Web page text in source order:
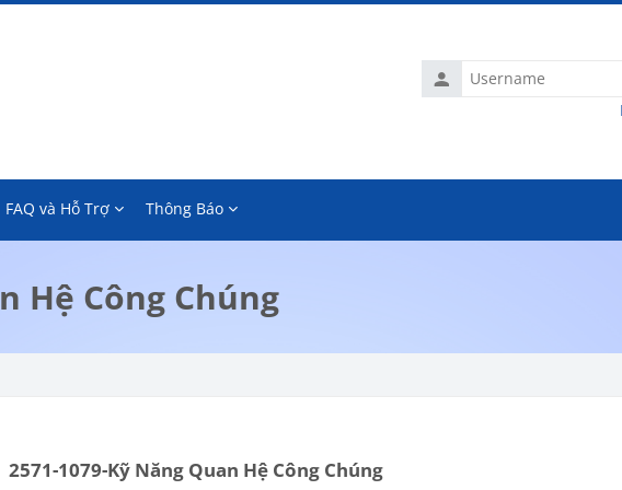
Username
FAQ và Hỗ Trợ Thông Báo
Hệ Công Chúng
2571-1079-Kỹ Năng Quan Hệ Công Chúng